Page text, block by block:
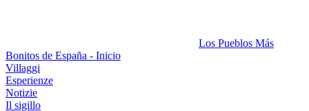
Los Pueblos Más
Bonitos de España - Inicio
Villaggi
Esperienze
Notizie
Il sigillo